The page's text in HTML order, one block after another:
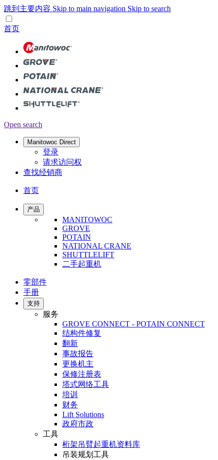
跳到主要内容 Skip to main navigation Skip to search
首页
Open search
Manitowoc Direct
登录
请求访问权
查找经销商
首页
产品
MANITOWOC
GROVE
POTAIN
NATIONAL CRANE
SHUTTLELIFT
二手起重机
零部件
手册
支持
服务
GROVE CONNECT - POTAIN CONNECT
结构件修复
翻新
事故报告
更换机主
保修注册表
塔式网络工具
培训
财务
Lift Solutions
政府市政
工具
桁架吊臂起重机资料库
吊装规划工具